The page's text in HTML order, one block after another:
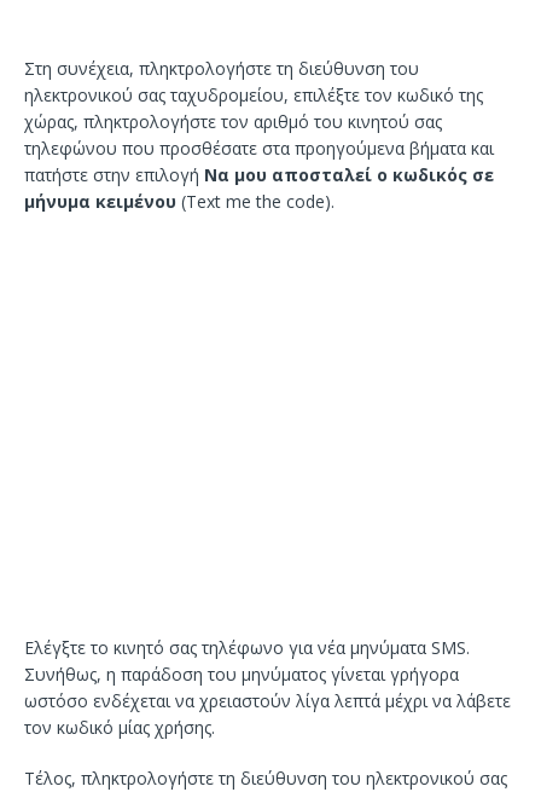
Στη συνέχεια, πληκτρολογήστε τη διεύθυνση του
ηλεκτρονικού σας ταχυδρομείου, επιλέξτε τον κωδικό της
χώρας, πληκτρολογήστε τον αριθμό του κινητού σας
τηλεφώνου που προσθέσατε στα προηγούμενα βήματα και
πατήστε στην επιλογή Να μου αποσταλεί ο κωδικός σε
μήνυμα κειμένου (Text me the code).
Ελέγξτε το κινητό σας τηλέφωνο για νέα μηνύματα SMS.
Συνήθως, η παράδοση του μηνύματος γίνεται γρήγορα
ωστόσο ενδέχεται να χρειαστούν λίγα λεπτά μέχρι να λάβετε
τον κωδικό μίας χρήσης.
Τέλος, πληκτρολογήστε τη διεύθυνση του ηλεκτρονικού σας